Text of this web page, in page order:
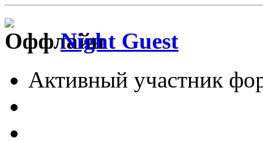
Night Guest
Активный участник